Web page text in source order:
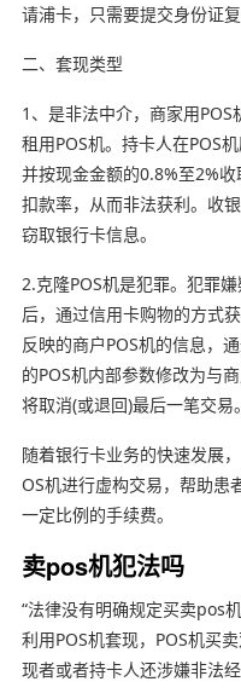
请浦卡，只需要提交身份证复
二、套现类型
1、是非法中介，商家用
租用POS机。持卡人在POS
并按现金金额的0.8%至2%
扣款率，从而非法获利。收
窃取银行卡信息。
2.克隆POS机是犯罪。犯罪
后，通过信用卡购物的方式
反映的商户POS机的信息，
的POS机内部参数修改为与
将取消(或退回)最后一笔交易。
随着银行卡业务的快速发展
OS机进行虚构交易，帮助患
一定比例的手续费。
卖pos机犯法吗
“法律没有明确规定买卖pos
利用POS机套现，POS机买
现者或者持卡人还涉嫌非法